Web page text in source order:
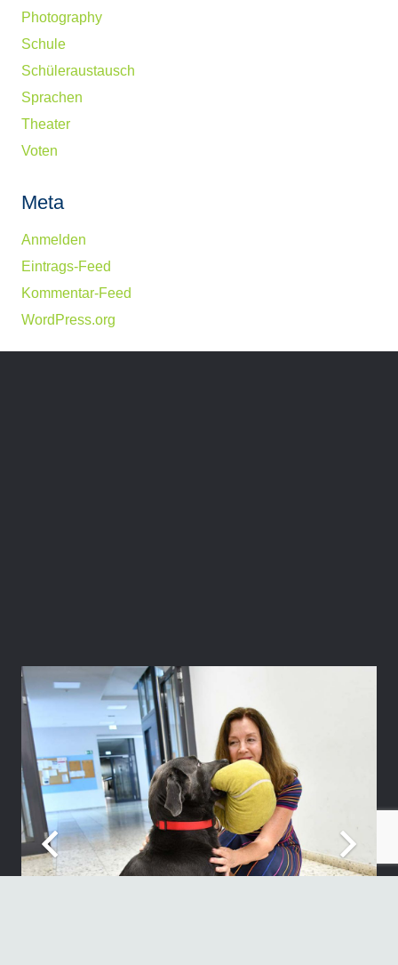
Photography
Schule
Schüleraustausch
Sprachen
Theater
Voten
Meta
Anmelden
Eintrags-Feed
Kommentar-Feed
WordPress.org